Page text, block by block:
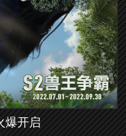
爆开启